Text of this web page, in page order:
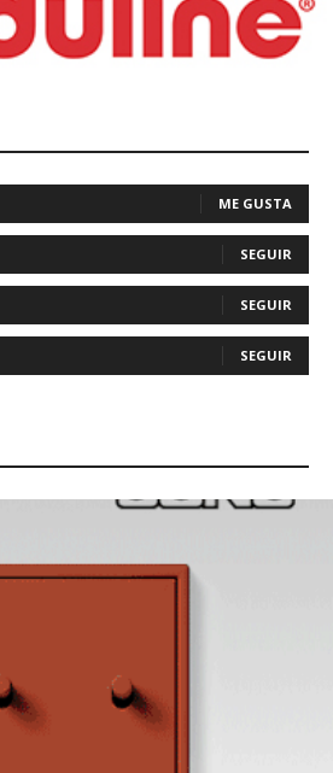
ME GUSTA
SEGUIR
SEGUIR
SEGUIR